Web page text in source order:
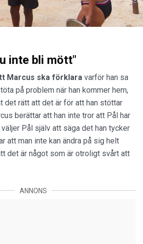
inte bli mött"
Marcus ska förklara varför han sa
på problem när han kommer hem,
det rätt att det är för att han stöttar
berättar att han inte tror att Pål har
Pål själv att säga det han tycker
att man inte kan ändra på sig helt
det är något som är otroligt svårt att
ANNONS